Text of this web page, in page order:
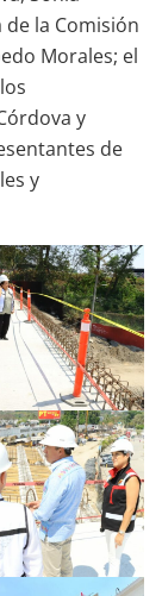
la Comisión
Morales; el
y
de
y